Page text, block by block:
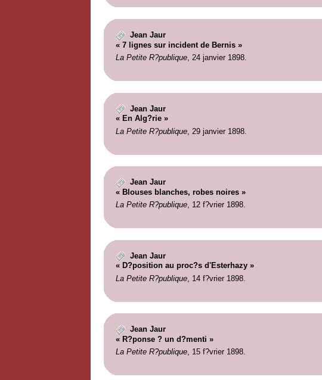
Jean Jaur
« 7 lignes sur incident de Bernis »
La Petite R?publique, 24 janvier 1898.
Jean Jaur
« En Alg?rie »
La Petite R?publique, 29 janvier 1898.
Jean Jaur
« Blouses blanches, robes noires »
La Petite R?publique, 12 f?vrier 1898.
Jean Jaur
« D?position au proc?s d'Esterhazy »
La Petite R?publique, 14 f?vrier 1898.
Jean Jaur
« R?ponse ? un d?menti »
La Petite R?publique, 15 f?vrier 1898.